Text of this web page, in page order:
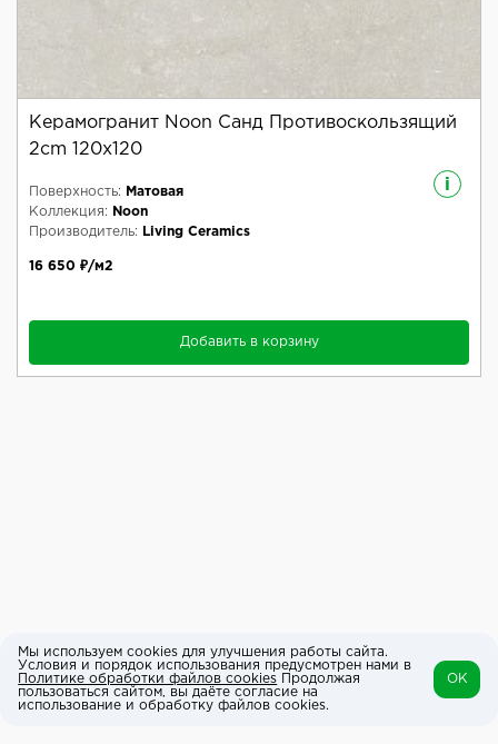
Керамогранит Noon Санд Противоскользящий
2cm 120x120
i
Поверхность:
Матовая
Коллекция:
Noon
Производитель:
Living Ceramics
16 650 ₽/м2
Добавить в корзину
Мы используем cookies для улучшения работы сайта.
Условия и порядок использования предусмотрен нами в
Политике обработки файлов cookies Продолжая
пользоваться сайтом, вы даёте согласие на
использование и обработку файлов cookies.
OK